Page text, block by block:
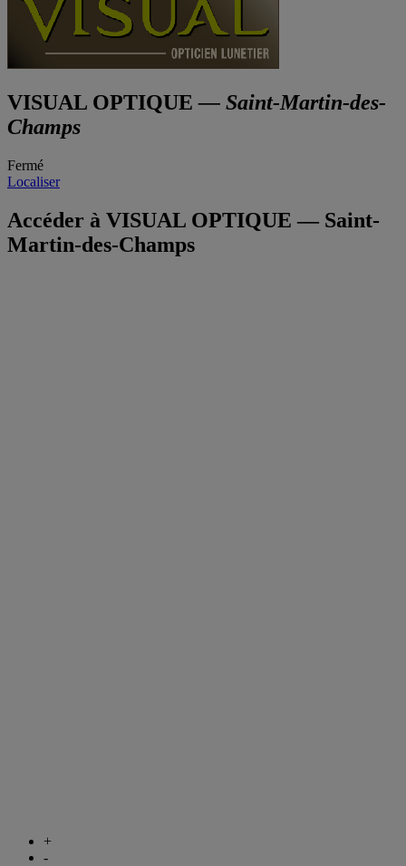
VISUAL OPTIQUE— Saint-Martin-des-
Champs
Fermé
Localiser
Accéder à VISUAL OPTIQUE — Saint-
Martin-des-Champs
+
-